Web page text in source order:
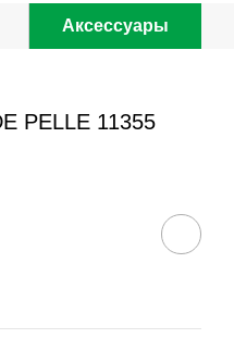
Аксессуары
PELLE 11355